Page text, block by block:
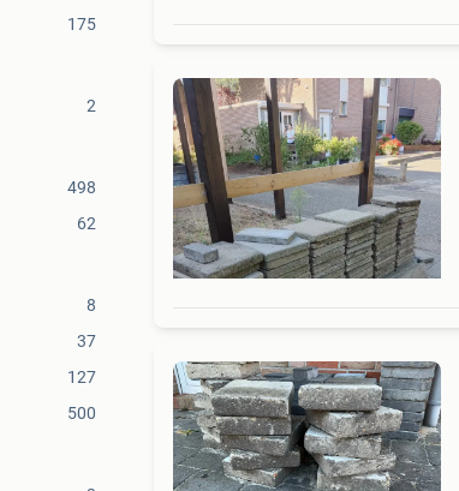
175
2
498
62
8
37
127
500